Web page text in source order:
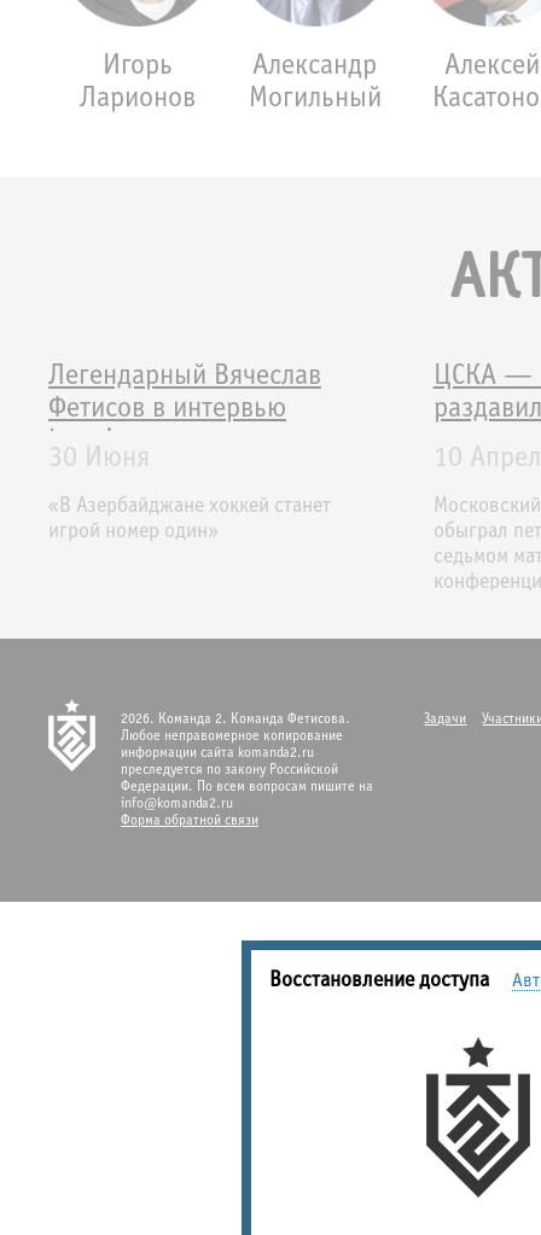
Игорь
Ларионов
Александр
Могильный
Алексей
Легендарный Вячеслав
Фетисов в интервью
haqqin.az
30 Июня
«В Азербайджане хоккей станет
игрой номер один»
ЦСКА —
10
обыграл
седьмом
Восстановление доступа
2026. Команда 2. Команда Фетисова.
Любое неправомерное копирование
информации сайта komanda2.ru
преследуется по закону Российской
Федерации. По всем вопросам пишите на
info@komanda2.ru
Форма обратной связи
Задачи